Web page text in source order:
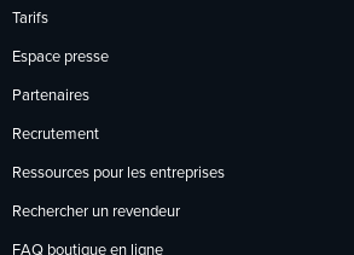
Tarifs
Espace presse
Partenaires
Recrutement
Ressources pour les entreprises
Rechercher un revendeur
FAQ boutique en ligne